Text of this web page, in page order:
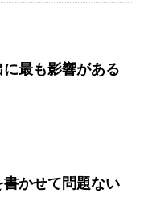
に最も影響がある
かせて問題ない